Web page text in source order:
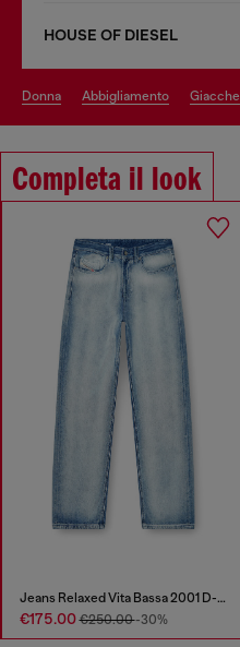
HOUSE OF DIESEL
donna abbigliamento giacche
Completa il look
Jeans Relaxed Vita Bassa 2001 D-Macro
€175.00€250.00-30%